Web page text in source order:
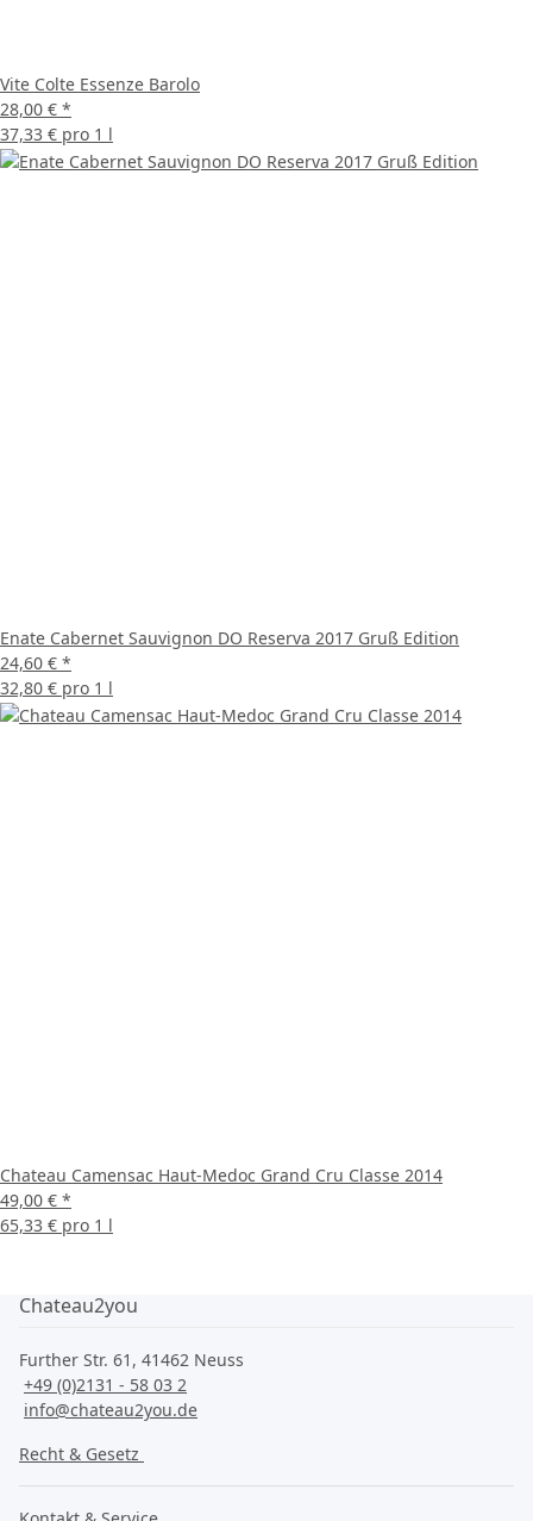
Vite Colte Essenze Barolo
28,00 € *
37,33 € pro 1 l
Enate Cabernet Sauvignon DO Reserva 2017 Gruß Edition
24,60 € *
32,80 € pro 1 l
Chateau Camensac Haut-Medoc Grand Cru Classe 2014
49,00 € *
65,33 € pro 1 l
Chateau2you
Further Str. 61, 41462 Neuss
+49 (0)2131 - 58 03 2
info@chateau2you.de
Recht & Gesetz